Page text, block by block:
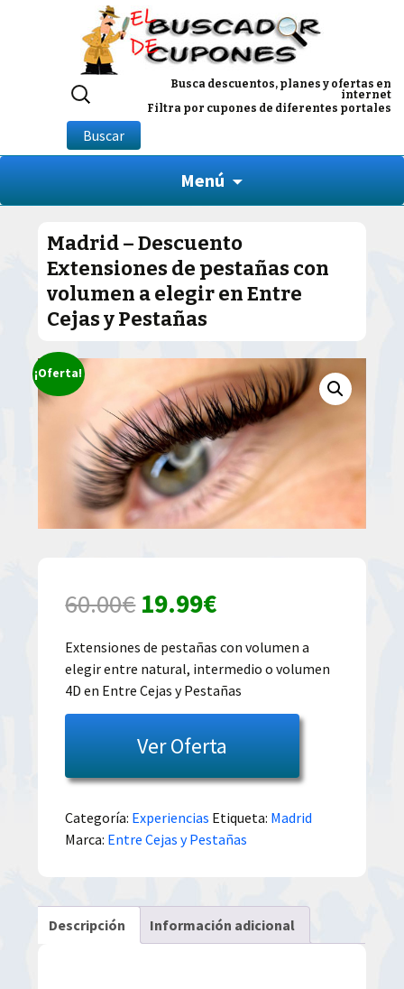
Busca descuentos, planes y ofertas en
internet
Filtra por cupones de diferentes portales
Buscar
por:
Buscar
Menú
Madrid – Descuento
Extensiones de pestañas con
volumen a elegir en Entre
Cejas y Pestañas
¡Oferta!
60.00€ El
precio
original
era:
60.00€.
19.99€El
precio
actual
es:
19.99€.
Extensiones de pestañas con volumen a
elegir entre natural, intermedio o volumen
4D en Entre Cejas y Pestañas
Ver Oferta
Categoría: Experiencias Etiqueta: Madrid
Marca: Entre Cejas y Pestañas
Descripción Información adicional